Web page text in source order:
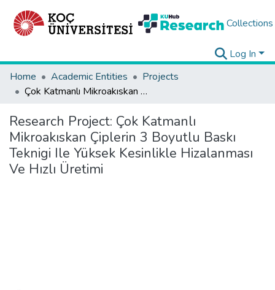
Collections
Log In
Home
Academic Entities
Projects
Çok Katmanlı Mikroakıskan Çiplerin 3 Boyutlu Baskı Teknigi Ile Yüksek Kesinlikle Hizalanması Ve Hızlı Üretimi
Research Project: Çok Katmanlı
Mikroakıskan Çiplerin 3 Boyutlu Baskı
Teknigi Ile Yüksek Kesinlikle Hizalanması
Ve Hızlı Üretimi